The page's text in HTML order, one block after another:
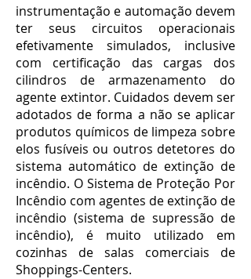
instrumentação e automação devem
ter seus circuitos operacionais
efetivamente simulados, inclusive
com certificação das cargas dos
cilindros de armazenamento do
agente extintor. Cuidados devem ser
adotados de forma a não se aplicar
produtos químicos de limpeza sobre
elos fusíveis ou outros detetores do
sistema automático de extinção de
incêndio. O Sistema de Proteção Por
Incêndio com agentes de extinção de
incêndio (sistema de supressão de
incêndio), é muito utilizado em
cozinhas de salas comerciais de
Shoppings-Centers.